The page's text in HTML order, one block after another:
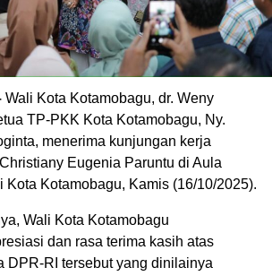
Wali Kota Kotamobagu, dr. Weny
TP-PKK Kota Kotamobagu, Ny.
menerima kunjungan kerja
Eugenia Paruntu di Aula
Kota Kotamobagu, Kamis (16/10/2025).
Wali Kota Kotamobagu
dan rasa terima kasih atas
DPR-RI tersebut yang dinilainya